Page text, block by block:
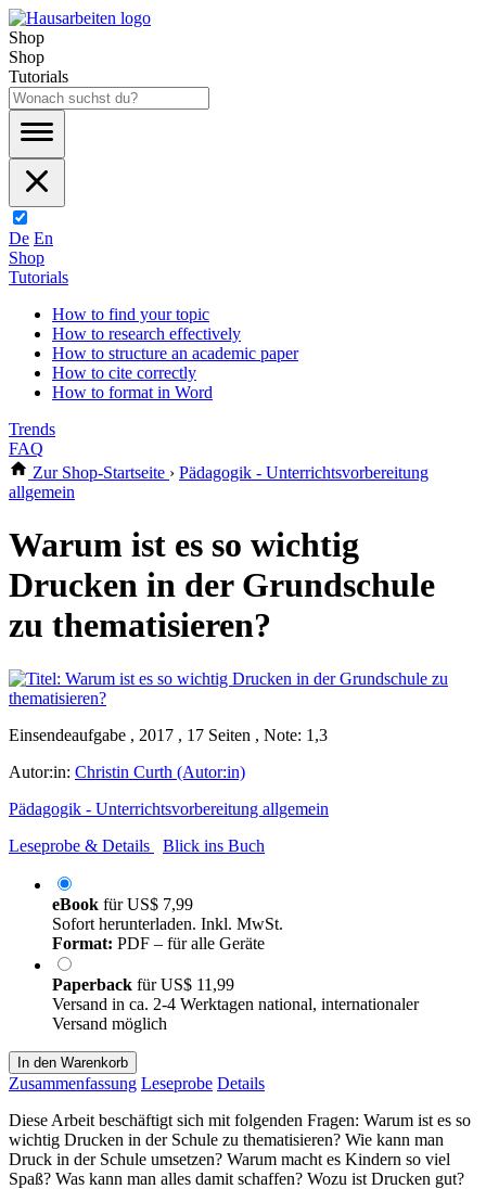
Shop
Shop
Tutorials
De En
Shop
Tutorials
How to find your topic
How to research effectively
How to structure an academic paper
How to cite correctly
How to format in Word
Trends
FAQ
Zur Shop-Startseite › Pädagogik - Unterrichtsvorbereitung
allgemein
Warum ist es so wichtig
Drucken in der Grundschule
zu thematisieren?
Einsendeaufgabe , 2017 , 17 Seiten , Note: 1,3
Autor:in: Christin Curth (Autor:in)
Pädagogik - Unterrichtsvorbereitung allgemein
Leseprobe & Details
Blick ins Buch
eBook fürUS$ 7,99
Sofort herunterladen. Inkl. MwSt.
Format: PDF – für alle Geräte
Paperback fürUS$ 11,99
Versand in ca. 2-4 Werktagen national, internationaler
Versand möglich
In den Warenkorb
Zusammenfassung Leseprobe Details
Diese Arbeit beschäftigt sich mit folgenden Fragen: Warum ist es so
wichtig Drucken in der Schule zu thematisieren? Wie kann man
Druck in der Schule umsetzen? Warum macht es Kindern so viel
Spaß? Was kann man alles damit schaffen? Wozu ist Drucken gut?